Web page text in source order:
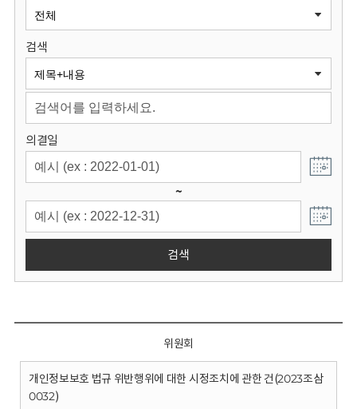
원
회
검색
의결일
~
검색
위원회
개인정보보호 법규 위반행위에 대한 시정조치에 관한 건(2023조삼
0032)